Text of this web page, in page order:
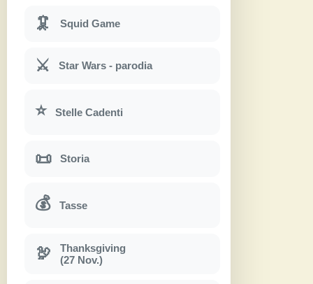
🦑 Squid Game
⚔ Star Wars - parodia
⭐ Stelle Cadenti
📜 Storia
💰 Tasse
🦃
Thanksgiving
(27 Nov.)